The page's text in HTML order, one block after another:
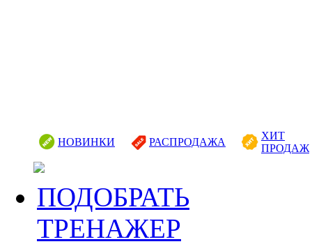
НОВИНКИ РАСПРОДАЖА
ХИТ
ПРОДАЖ
ПОДОБРАТЬ
ТРЕНАЖЕР